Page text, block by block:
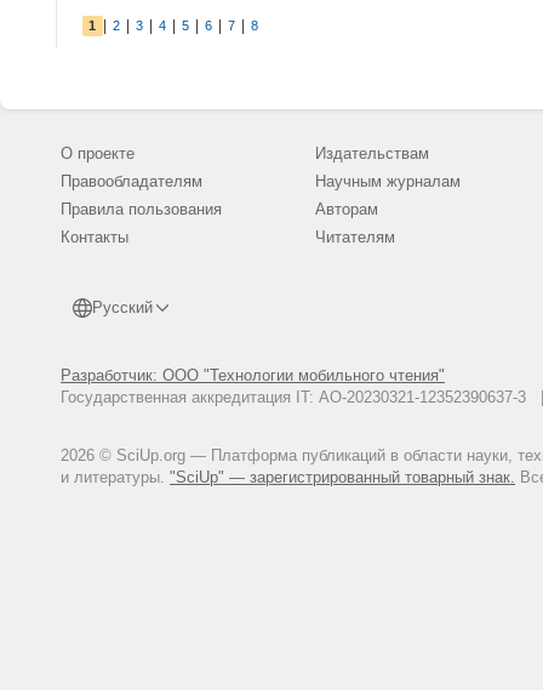
1 2 3 4 5 6 7 8
О проекте
Правообладателям
Правила пользования
Контакты
Русский
Разработчик: ООО "Технологии мобильного чтения"
Государственная аккредитация IT: АО-20230321-
2026 © SciUp.org — Платформа публикаций в области науки,
и литературы. "SciUp" — зарегистрированный товарный знак.
Издательствам
Научным журналам
Авторам
Читателям